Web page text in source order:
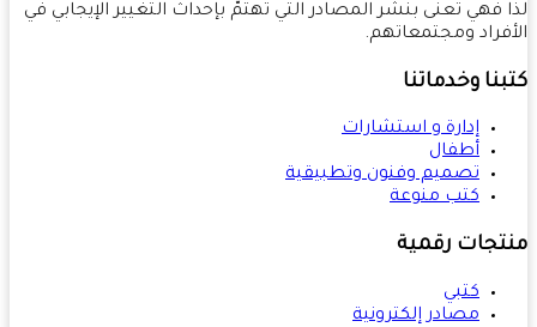
فهي تعنى بنشر المصادر التي تهتمُّ بإحداث التغيير الإيجابي في
ومجتمعاتهم.
وخدماتنا
إدارة و استشارات
أطفال
تصميم وفنون وتطبيقية
كتب منوعة
رقمية
كتبي
مصادر إلكترونية